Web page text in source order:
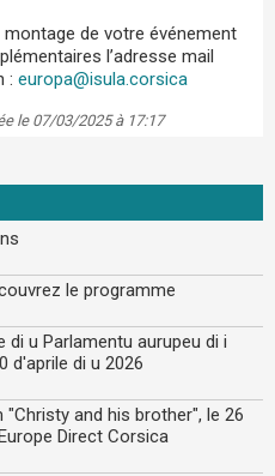
de votre événement
l’adresse mail
: europa@isula.corsica
le 07/03/2025 à 17:17
le programme
di u Parlamentu aurupeu di i
d'aprile di u 2026
and his brother", le 26
Direct Corsica